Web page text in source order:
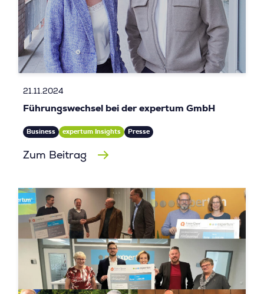
21.11.2024
Führungswechsel bei der expertum GmbH
Business expertum Insights Presse
Zum Beitrag